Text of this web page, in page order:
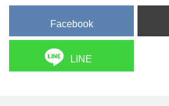
Facebook
LINE